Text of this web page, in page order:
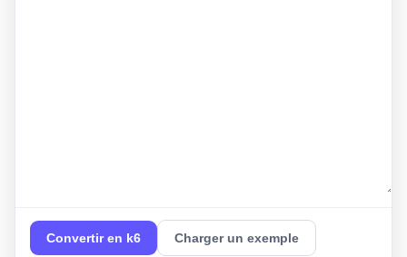
Convertir en k6 Charger un exemple